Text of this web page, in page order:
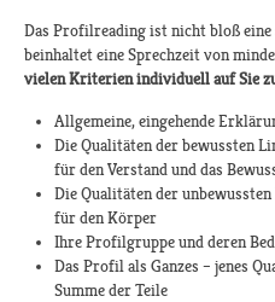
Das Profilreading ist nicht bloß
beinhaltet eine Sprechzeit von
vielen Kriterien individuell auf Sie
Allgemeine, eingehende
Die Qualitäten der bewussten
für den Verstand und das
Die Qualitäten der
für den Körper
Ihre Profilgruppe und deren
Das Profil als Ganzes – jenes
Summe der Teile